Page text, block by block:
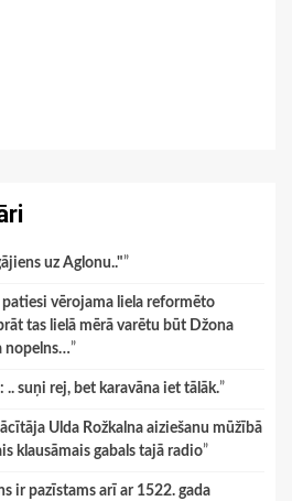
uz Aglonu.."”
patiesi vērojama liela reformēto
tas lielā mērā varētu būt Džona
nopelns…”
.. suņi rej, bet karavāna iet tālāk.”
Ulda Rožkalna aiziešanu mūžībā
klausāmais gabals tajā radio”
ir pazīstams arī ar 1522. gada